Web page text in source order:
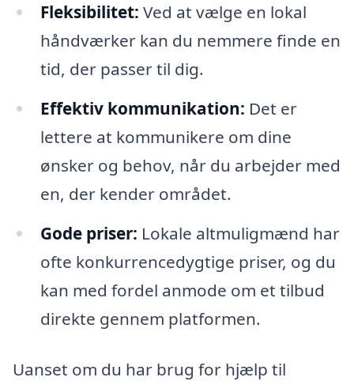
Fleksibilitet: Ved at vælge en lokal
håndværker kan du nemmere finde en
tid, der passer til dig.
Effektiv kommunikation: Det er
lettere at kommunikere om dine
ønsker og behov, når du arbejder med
en, der kender området.
Gode priser: Lokale altmuligmænd har
ofte konkurrencedygtige priser, og du
kan med fordel anmode om et tilbud
direkte gennem platformen.
Uanset om du har brug for hjælp til